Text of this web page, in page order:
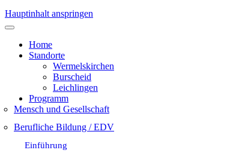
Hauptinhalt anspringen
Home
Standorte
Wermelskirchen
Burscheid
Leichlingen
Programm
Mensch und Gesellschaft
Berufliche Bildung / EDV
Einführung